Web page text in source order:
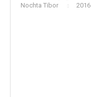
Nochta Tibor 2016